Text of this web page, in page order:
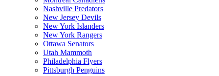
Nashville Predators
New Jersey Devils
New York Islanders
New York Rangers
Ottawa Senators
Utah Mammoth
Philadelphia Flyers
Pittsburgh Penguins